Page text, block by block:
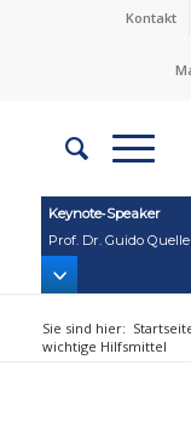
Kontakt
Keynote‑Speaker
Prof. Dr. Guido Quelle
Sie sind hier:
wichtige Hilfsmittel